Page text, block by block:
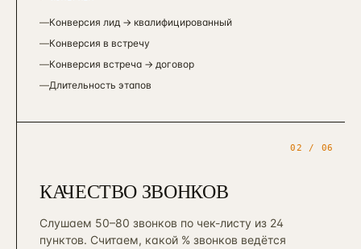
—Конверсия лид → квалифицированный
—Конверсия в встречу
—Конверсия встреча → договор
—Длительность этапов
02 / 06
КАЧЕСТВО ЗВОНКОВ
Слушаем 50–80 звонков по чек-листу из 24
пунктов. Считаем, какой % звонков ведётся